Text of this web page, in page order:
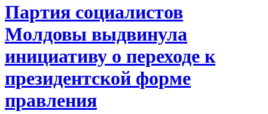
Партия социалистов
Молдовы выдвинула
инициативу о переходе к
президентской форме
правления